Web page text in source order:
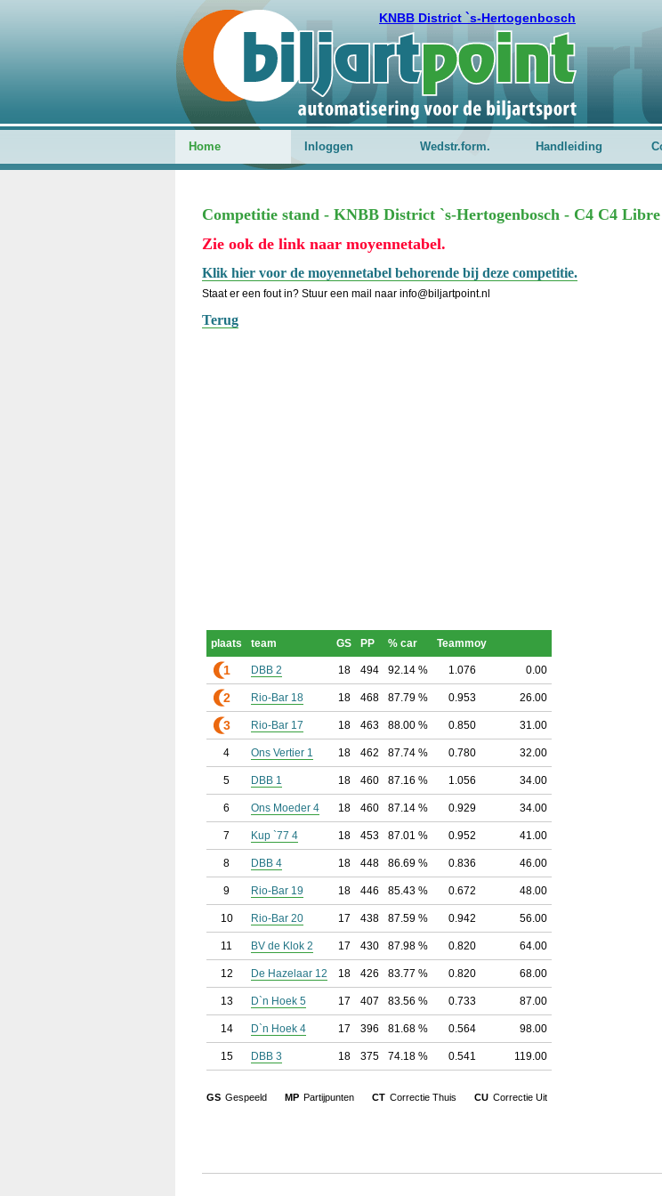
KNBB District `s-Hertogenbosch
Home Inloggen Wedstr.form. Handleiding
Competitie stand - KNBB District `s-Hertogenbosch - C4 C4 Libre
Zie ook de link naar moyennetabel.
Klik hier voor de moyennetabel behorende bij deze competitie.
Staat er een fout in? Stuur een mail naar info@biljartpoint.nl
Terug
plaats team GS PP % car Teammoy
1 DBB 2 18 494 92.14 % 1.076 0.00
2 Rio-Bar 18 18 468 87.79 % 0.953 26.00
3 Rio-Bar 17 18 463 88.00 % 0.850 31.00
4 Ons Vertier 1 18 462 87.74 % 0.780 32.00
5 DBB 1 18 460 87.16 % 1.056 34.00
6 Ons Moeder 4 18 460 87.14 % 0.929 34.00
7 Kup `77 4 18 453 87.01 % 0.952 41.00
8 DBB 4 18 448 86.69 % 0.836 46.00
9 Rio-Bar 19 18 446 85.43 % 0.672 48.00
10 Rio-Bar 20 17 438 87.59 % 0.942 56.00
11 BV de Klok 2 17 430 87.98 % 0.820 64.00
12 De Hazelaar 12 18 426 83.77 % 0.820 68.00
13 D`n Hoek 5 17 407 83.56 % 0.733 87.00
14 D`n Hoek 4 17 396 81.68 % 0.564 98.00
15 DBB 3 18 375 74.18 % 0.541 119.00
GS Gespeeld MP Partijpunten CT Correctie Thuis CU Correctie Uit